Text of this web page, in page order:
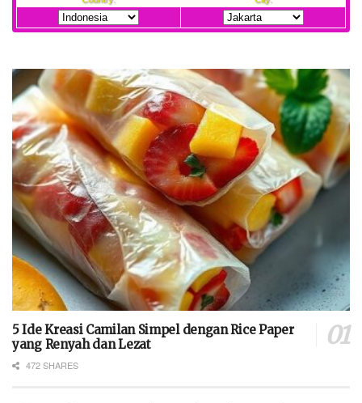
5 Ide Kreasi Camilan Simpel dengan Rice Paper
yang Renyah dan Lezat
472 SHARES